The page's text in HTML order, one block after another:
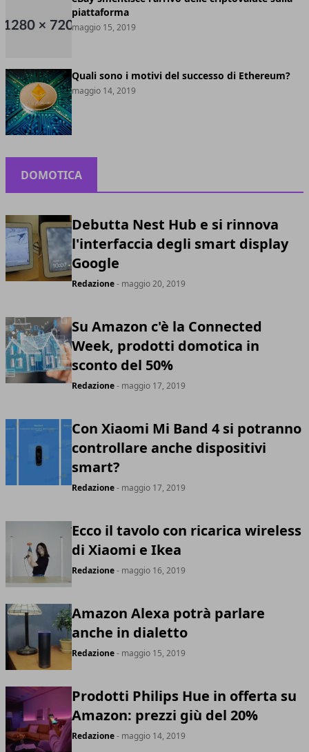
piattaforma
maggio 15, 2019
Quali sono i motivi del successo di Ethereum?
maggio 14, 2019
DOMOTICA
Debutta Nest Hub e si rinnova
l'interfaccia degli smart display
Google
Redazione- maggio 20, 2019
Su Amazon c'è la Connected
Week, prodotti domotica in
sconto del 50%
Redazione- maggio 17, 2019
Con Xiaomi Mi Band 4 si potranno
controllare anche dispositivi
smart?
Redazione- maggio 17, 2019
Ecco il tavolo con ricarica wireless
di Xiaomi e Ikea
Redazione- maggio 16, 2019
Amazon Alexa potrà parlare
anche in dialetto
Redazione- maggio 15, 2019
Prodotti Philips Hue in offerta su
Amazon: prezzi giù del 20%
Redazione- maggio 14, 2019